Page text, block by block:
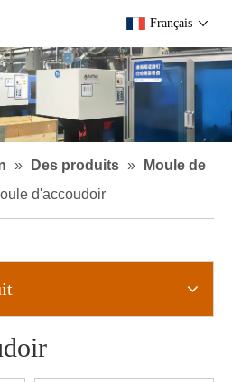
Français
» Des produits »
Moule de
d'accoudoir